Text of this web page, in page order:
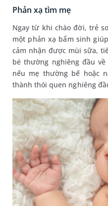
Phản xạ tìm mẹ
Ngay từ khi chào đời, trẻ
một phản xạ bẩm sinh
cảm nhận được mùi sữa,
bé thường nghiêng đầu
nếu mẹ thường bế hoặc
thành thói quen nghiêng